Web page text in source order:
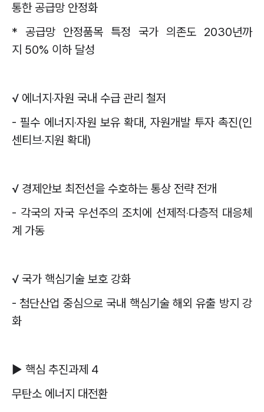
통한 공급망 안정화
*
공급망 안정품목 특정 국가 의존도 2030년까
지 50% 이하 달성
√ 에너지 ‧자원 국내 수급 관리 철저
- 필수 에너지 ‧자원 보유 확대, 자원개발 투자 촉진(인
센티브‧지원 확대)
√ 경제안보 최전선을 수호하는 통상 전략 전개
- 각국의 자국 우선주의 조치에 선제적‧다층적 대응체
계 가동
√ 국가 핵심기술 보호 강화
- 첨단산업 중심으로 국내 핵심기술 해외 유출 방지 강
화
▶ 핵심 추진과제 4
무탄소 에너지 대전환